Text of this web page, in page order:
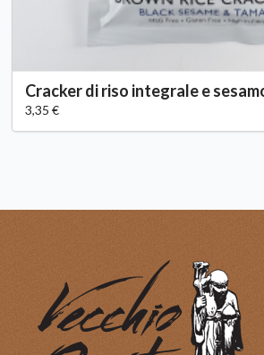
Cracker di riso integrale e
3,35 €